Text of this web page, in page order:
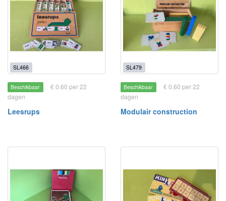
SL466
Beschikbaar
€ 0.60 per 22
dagen
Leesrups
SL479
Beschikbaar
€ 0.60 per 22
dagen
Modulair construction